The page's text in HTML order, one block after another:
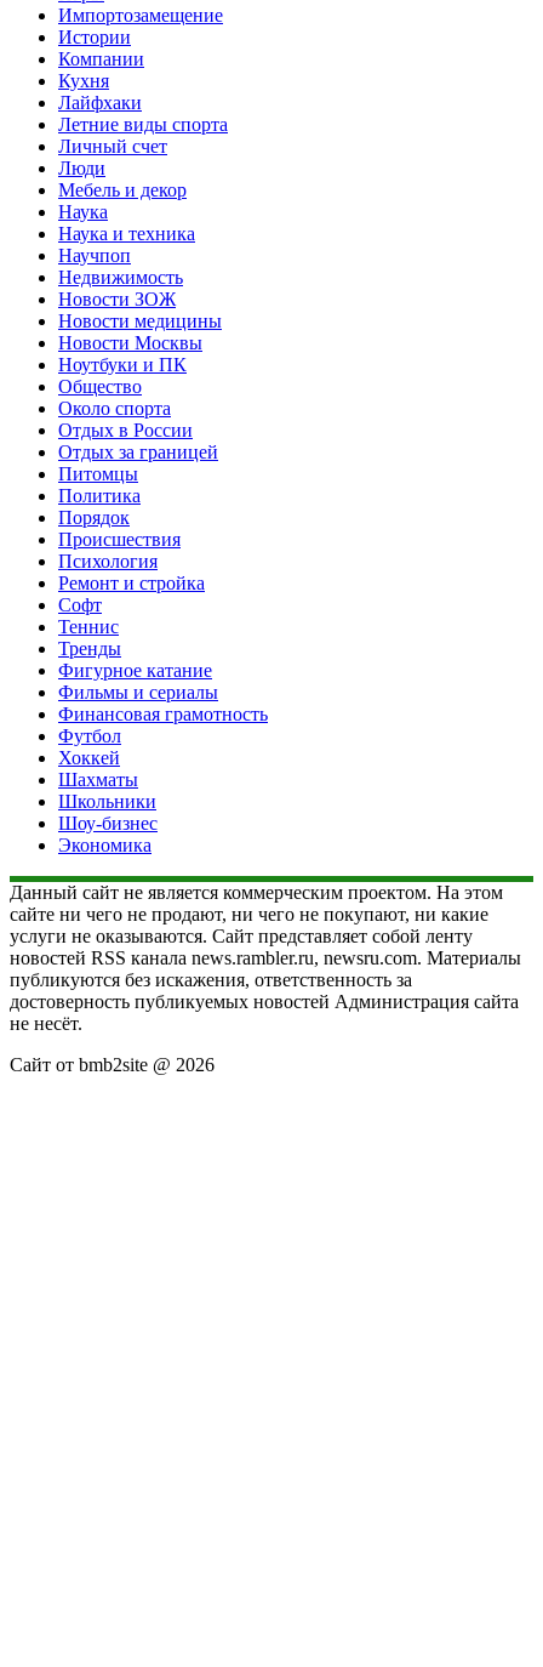
Импортозамещение
Истории
Компании
Кухня
Лайфхаки
Летние виды спорта
Личный счет
Люди
Мебель и декор
Наука
Наука и техника
Научпоп
Недвижимость
Новости ЗОЖ
Новости медицины
Новости Москвы
Ноутбуки и ПК
Общество
Около спорта
Отдых в России
Отдых за границей
Питомцы
Политика
Порядок
Происшествия
Психология
Ремонт и стройка
Софт
Теннис
Тренды
Фигурное катание
Фильмы и сериалы
Финансовая грамотность
Футбол
Хоккей
Шахматы
Школьники
Шоу-бизнес
Экономика
Данный сайт не является коммерческим проектом. На этом
сайте ни чего не продают, ни чего не покупают, ни какие
услуги не оказываются. Сайт представляет собой ленту
новостей RSS канала news.rambler.ru, newsru.com. Материалы
публикуются без искажения, ответственность за
достоверность публикуемых новостей Администрация сайта
не несёт.
Сайт от bmb2site @ 2026